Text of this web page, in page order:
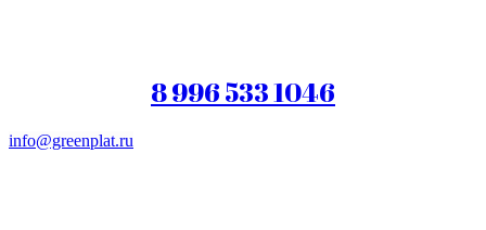
8 996 533 1046
info@greenplat.ru